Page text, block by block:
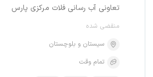
تعاونی آب رسانی فلات مرکزی پارس
منقضی شده
سیستان و بلوچستان
تمام وقت